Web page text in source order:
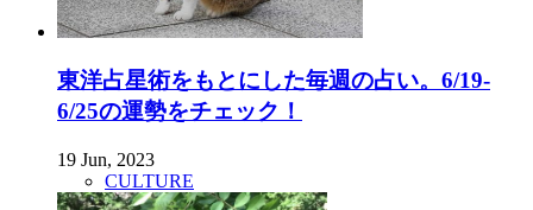
東洋占星術をもとにした毎週の占い。6/19-
6/25の運勢をチェック！
19 Jun, 2023
CULTURE